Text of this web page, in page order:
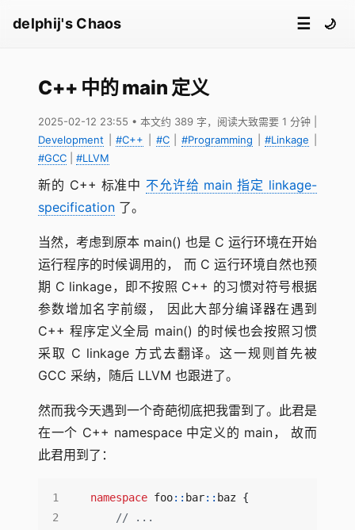
delphij's Chaos ☰ 🌙
C++ 中的 main 定义
2025-02-12 23:55 • 本文约 389 字，阅读大致需要 1 分钟
Development |#C++ #C|#Programming |#Linkage
#GCC
#LLVM
新的 C++ 标准中 不允许给 main 指定 linkage-
specification 了。
当然，考虑到原本 main() 也是 C 运行环境在开始
运行程序的时候调用的， 而 C 运行环境自然也预
期 C linkage，即不按照 C++ 的习惯对符号根据
参数增加名字前缀， 因此大部分编译器在遇到
C++ 程序定义全局 main() 的时候也会按照习惯
采取 C linkage 方式去翻译。这一规则首先被
GCC 采纳，随后 LLVM 也跟进了。
然而我今天遇到一个奇葩彻底把我雷到了。此君是
在一个 C++ namespace 中定义的 main， 故而
此君用到了：
namespace foo:: bar:: baz {